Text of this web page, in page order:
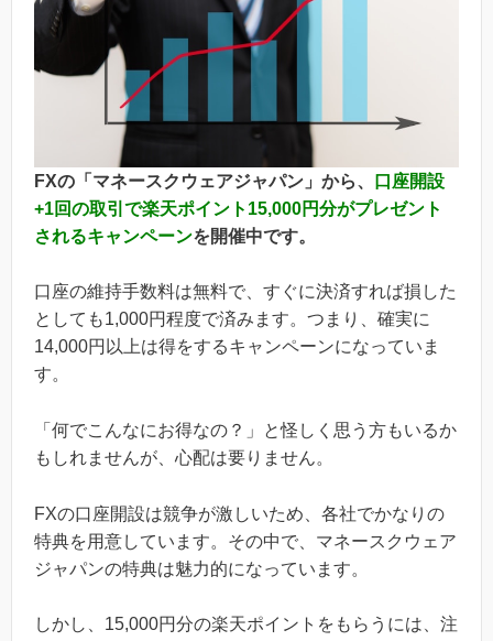
FXの「マネースクウェアジャパン」から、
口座開設
+1回の取引で楽天ポイント15,000円分がプレゼント
されるキャンペーンを開催中です。
口座の維持手数料は無料で、すぐに決済すれば損した
としても1,000円程度で済みます。つまり、確実に
14,000円以上は得をするキャンペーンになっていま
す。
「何でこんなにお得なの？」と怪しく思う方もいるか
もしれませんが、心配は要りません。
FXの口座開設は競争が激しいため、各社でかなりの
特典を用意しています。その中で、マネースクウェア
ジャパンの特典は魅力的になっています。
しかし、15,000円分の楽天ポイントをもらうには、注